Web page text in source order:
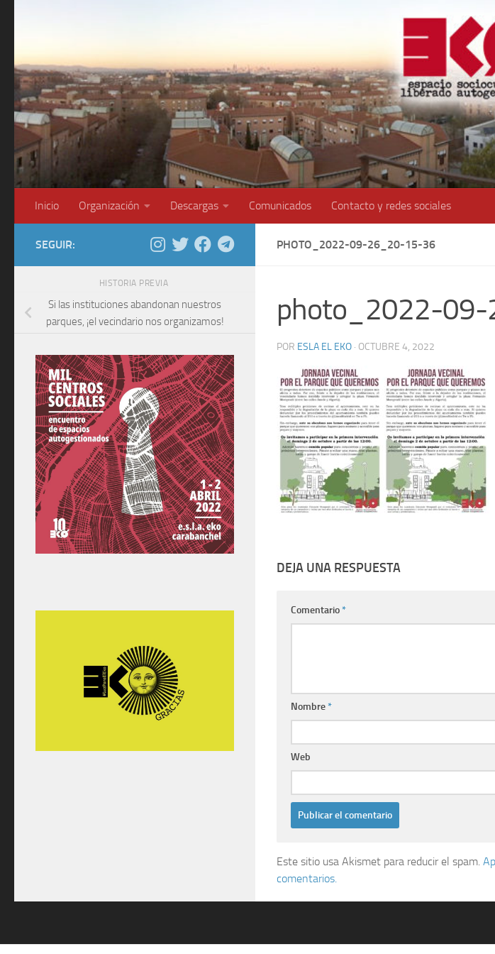
Inicio Organización Descargas Comunicados Contacto y redes sociales
PHOTO_2022-09-26_20-15-36
photo_2022-
POR ESLA EL EKO · OCTUBRE 4, 2022
DEJA UNA RESPUESTA
Comentario*
Nombre*
Web
Este sitio usa Akismet para reducir el spam.
comentarios.
SEGUIR:
HISTORIA PREVIA
Si las instituciones abandonan nuestros
parques, ¡el vecindario nos organizamos!